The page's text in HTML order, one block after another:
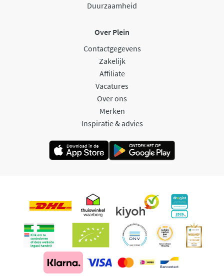
Duurzaamheid
Over Plein
Contactgegevens
Zakelijk
Affiliate
Vacatures
Over ons
Merken
Inspiratie & advies